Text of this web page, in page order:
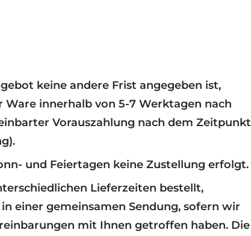
keine andere Frist angegeben ist,
innerhalb von 5-7 Werktagen nach
Vorauszahlung nach dem Zeitpunkt
und Feiertagen keine Zustellung erfolgt.
Lieferzeiten bestellt,
einer gemeinsamen Sendung, sofern wir
mit Ihnen getroffen haben. Die